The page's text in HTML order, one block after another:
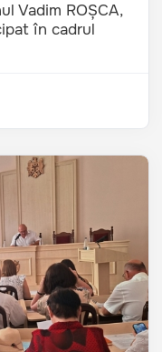
Vadim ROȘCA,
în cadrul